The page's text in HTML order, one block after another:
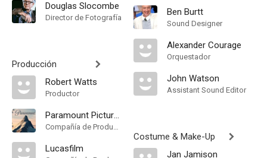
Douglas Slocombe
Director de Fotografía
Producción
Robert Watts
Productor
Paramount Pictures
Compañía de Produccion
Lucasfilm
Ben Burtt
Sound Designer
Alexander Courage
Orquestador
John Watson
Assistant Sound Editor
Costume & Make-Up
Jan Jamison